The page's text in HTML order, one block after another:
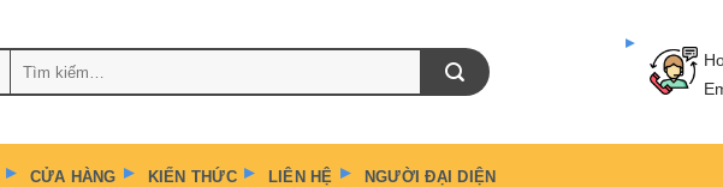
CỬA HÀNG KIẾN THỨC LIÊN HỆ NGƯỜI ĐẠI DIỆN